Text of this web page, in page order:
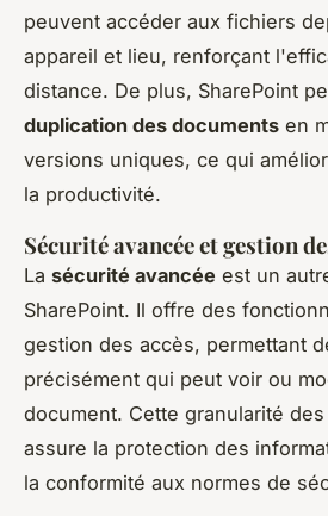
peuvent accéder aux fichiers
appareil et lieu, renforçant
distance. De plus, SharePoint
duplication des documents en
versions uniques, ce qui
la productivité.
Sécurité avancée et gestion
La sécurité avancée est un
SharePoint. Il offre des
gestion des accès, permettant
précisément qui peut voir ou
document. Cette granularité
assure la protection des
la conformité aux normes de